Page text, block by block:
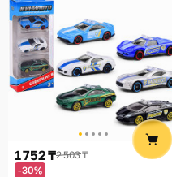
1 752 ₸2 503 ₸
-30%